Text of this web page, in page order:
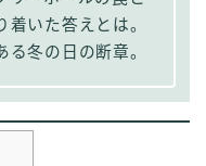
いた答えとは。
冬の日の断章。